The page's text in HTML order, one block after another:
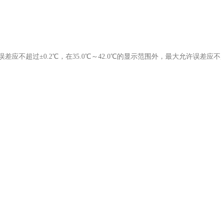
差应不超过±0.2℃，在35.0℃～42.0℃的显示范围外，最大允许误差应